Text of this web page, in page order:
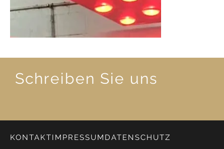
Schreiben Sie uns
KONTAKT IMPRESSUM DATENSCHUTZ